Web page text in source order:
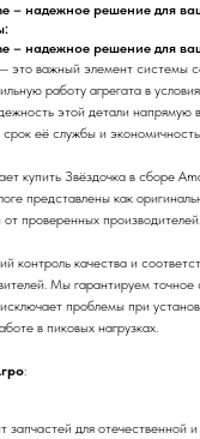
– надежное решение для
– надежное решение для
это важный элемент системы
работу агрегата в
этой детали напрямую
срок её службы и
купить Звёздочка в сборе
представлены как
проверенных производителей.
контроль качества и
Мы гарантируем точное
проблемы при
в пиковых нагрузках.
:
запчастей для отечественной